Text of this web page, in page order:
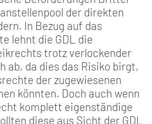
der direkten
In Bezug auf das
lehnt die GDL die
trotz verlockender
ab, da dies das Risiko birgt,
der zugewiesenen
könnten. Doch auch wenn
komplett eigenständige
diese aus Sicht der GDL